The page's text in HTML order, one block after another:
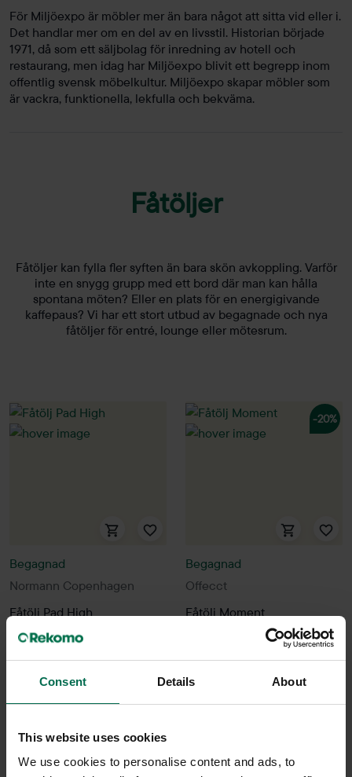
Consent Details About
This website uses cookies
We use cookies to personalise content and ads, to
För Miljöexpo är möbler mer än bara något att sitta vid eller i.
Det handlar mer om en del av en livsstil. Historian började
1971, då som ett säljbolag för inredning av hotell och
restaurang, men idag har Miljöexpo blivit ett begrepp inom
offentlig svensk möbelkultur. Miljöexpo skapar möbler som
är vackra, funktionella, lekfulla och bekväma.
Fåtöljer
Fåtöljer kan fylla fler syften än bara skön avkoppling. Varför
inte en snygg grupp med ett bord där man kan hålla
spontana möten? Eller en plats för en energigivande
kaffepaus? Vi har ett stort utbud av begagnade och nya
fåtöljer för entré, lounge eller mötesrum.
Normann Copenhagen
Begagnad
Fåtölj Pad High
8650 kr
Hyr från234kr/mån
1 i lager
C02
-20%
Offecct
Begagnad
Fåtölj Moment
5600 kr
Hyr från151kr/mån